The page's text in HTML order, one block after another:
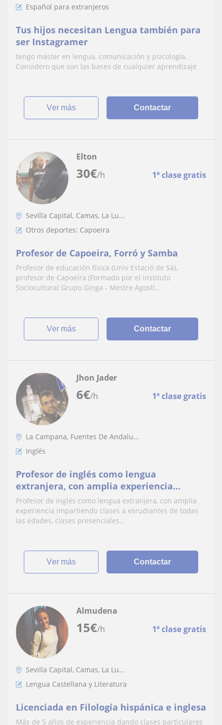
Español para extranjeros
Tus hijos necesitan Lengua también para
ser Instagramer
tengo máster en lengua, comunicación y psicología.
Considero que son las bases de cualquier aprendizaje
ver más Contactar
30€/h 1ª clase gratis
Elton
Sevilla Capital, Camas, La Lu...
Otros deportes: Capoeira
Profesor de Capoeira, Forró y Samba
Profesor de educación física (Univ Estació de Sá),
profesor de Capoeira (Formado por el instituto
Sociocultural Grupo Ginga - Mestre Agosti...
ver más Contactar
6€/h 1ª clase gratis
Jhon Jader
La Campana, Fuentes De Andalu...
Inglés
Profesor de inglés como lengua
extranjera, con amplia experiencia
impartiendo clases a esrudiantes de todas
las edades, clases presenciales y virtuales
Profesor de inglés como lengua extranjera, con amplia
experiencia impartiendo clases a esrudiantes de todas
las edades, clases presenciales...
ver más Contactar
15€/h 1ª clase gratis
Almudena
Sevilla Capital, Camas, La Lu...
Lengua Castellana y Literatura
Licenciada en Filología hispánica e inglesa
Más de 5 años de experiencia dando clases particulares